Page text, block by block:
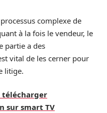
complexe de
à la fois le vendeur, le
partie a des
vital de les cerner pour
litige.
télécharger
sur smart TV